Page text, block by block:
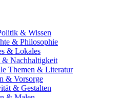
& Wissen
& Philosophie
& Lokales
Nachhaltigkeit
Themen & Literatur
& Vorsorge
& Gestalten